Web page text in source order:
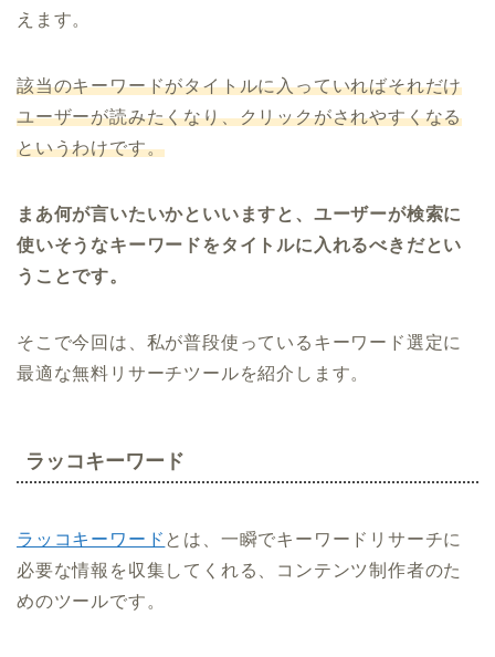
えます。
該当のキーワードがタイトルに入っていればそれだけ
ユーザーが読みたくなり、クリックがされやすくなる
というわけです。
まあ何が言いたいかといいますと、ユーザーが検索に
使いそうなキーワードをタイトルに入れるべきだとい
うことです。
そこで今回は、私が普段使っているキーワード選定に
最適な無料リサーチツールを紹介します。
ラッコキーワード
ラッコキーワード とは、一瞬でキーワードリサーチに
必要な情報を収集してくれる、コンテンツ制作者のた
めのツールです。